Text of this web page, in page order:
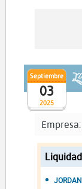
2025
Septiembre
03
Empresa: